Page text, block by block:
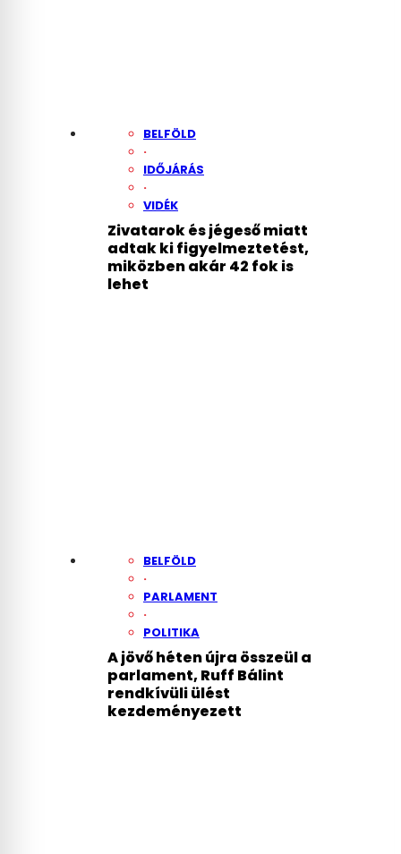
BELFÖLD
·
IDŐJÁRÁS
·
VIDÉK
Zivatarok és jégeső miatt
adtak ki figyelmeztetést,
miközben akár 42 fok is
lehet
BELFÖLD
·
PARLAMENT
·
POLITIKA
A jövő héten újra összeül a
parlament, Ruff Bálint
rendkívüli ülést
kezdeményezett